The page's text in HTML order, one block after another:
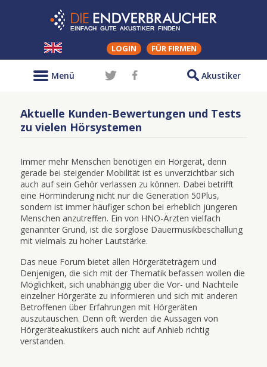
LOGIN FÜR FIRMEN
Akustiker
Menü
Aktuelle Kunden-Bewertungen und Tests
zu vielen Hörsystemen
Immer mehr Menschen benötigen ein Hörgerät, denn
gerade bei steigender Mobilität ist es unverzichtbar sich
auch auf sein Gehör verlassen zu können. Dabei betrifft
eine Hörminderung nicht nur die Generation 50Plus,
sondern ist immer häufiger schon bei erheblich jüngeren
Menschen anzutreffen. Ein von HNO-Ärzten vielfach
genannter Grund, ist die sorglose Dauermusikbeschallung
mit vielmals zu hoher Lautstärke.
Das neue Forum bietet allen Hörgeräteträgern und
Denjenigen, die sich mit der Thematik befassen wollen die
Möglichkeit, sich unabhängig über die Vor- und Nachteile
einzelner Hörgeräte zu informieren und sich mit anderen
Betroffenen über Erfahrungen mit Hörgeräten
auszutauschen. Denn oft werden die Aussagen von
Hörgeräteakustikers auch nicht auf Anhieb richtig
verstanden.